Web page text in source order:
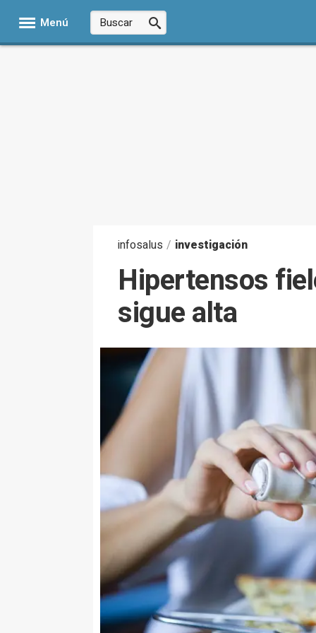
Menú
infosalus / investigación
Hipertensos
sigue alta